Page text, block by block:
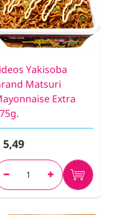
Yakisoba
Matsuri
Extra
5,49